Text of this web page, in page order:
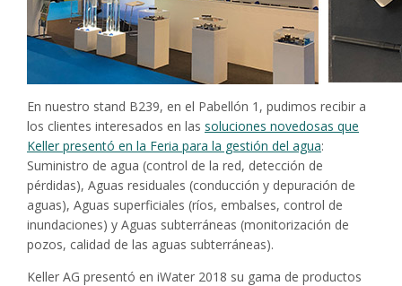
En nuestro stand B239, en el Pabellón 1, pudimos recibir a
los clientes interesados en las soluciones novedosas que
Keller presentó en la Feria para la gestión del agua:
Suministro de agua (control de la red, detección de
pérdidas), Aguas residuales (conducción y depuración de
aguas), Aguas superficiales (ríos, embalses, control de
inundaciones) y Aguas subterráneas (monitorización de
pozos, calidad de las aguas subterráneas).
Keller AG presentó en iWater 2018 su gama de productos